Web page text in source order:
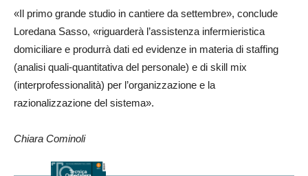
«Il primo grande studio in cantiere da settembre», conclude
Loredana Sasso, «riguarderà l’assistenza infermieristica
domiciliare e produrrà dati ed evidenze in materia di staffing
(analisi quali-quantitativa del personale) e di skill mix
(interprofessionalità) per l’organizzazione e la
razionalizzazione del sistema».
Chiara Cominoli